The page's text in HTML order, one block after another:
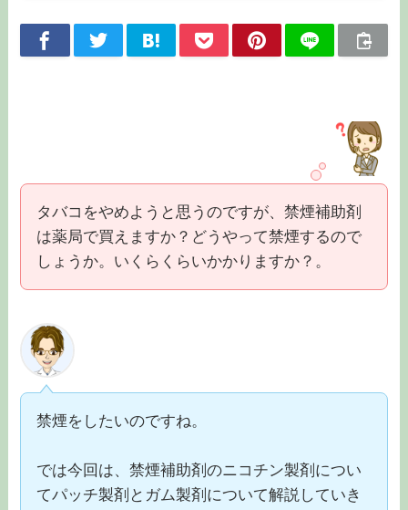
タバコをやめようと思うのですが、禁煙補助剤
は薬局で買えますか？どうやって禁煙するので
しょうか。いくらくらいかかりますか？。
禁煙をしたいのですね。
では今回は、禁煙補助剤のニコチン製剤につい
てパッチ製剤とガム製剤について解説していき